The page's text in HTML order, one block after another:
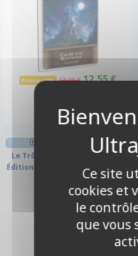
Promo -10% 13,95 € 12,55 €
DECK-BUILDING AVENTURE
Le Trône de Fer JCE - Seconde
Édition : Les Noces Pourpres
Ce site
cookies et
le
que vous